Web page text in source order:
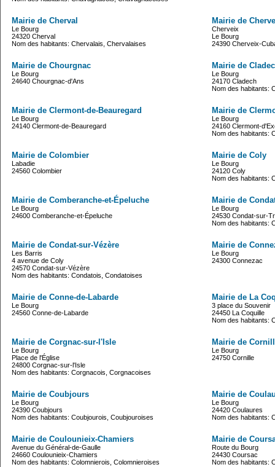
Mairie de Cherval
Le Bourg
24320 Cherval
Nom des habitants: Chervalais, Chervalaises
Mairie de
Cherveix
Le Bourg
24390 Cherveix-
Mairie de Chourgnac
Le Bourg
24640 Chourgnac-d'Ans
Mairie de
Le Bourg
24170 Cladech
Nom des habitants:
Mairie de Clermont-de-Beauregard
Le Bourg
24140 Clermont-de-Beauregard
Mairie de
Le Bourg
24160 Clermont-
Nom des habitants:
Mairie de Colombier
Labadie
24560 Colombier
Mairie de Coly
Le Bourg
24120 Coly
Nom des habitants:
Mairie de Comberanche-et-Épeluche
Le Bourg
24600 Comberanche-et-Épeluche
Mairie de
Le Bourg
24530 Condat-sur-
Nom des habitants:
Mairie de Condat-sur-Vézère
Les Barris
4 avenue de Coly
24570 Condat-sur-Vézère
Nom des habitants: Condatois, Condatoises
Mairie de
Le Bourg
24300 Connezac
Mairie de Conne-de-Labarde
Le Bourg
24560 Conne-de-Labarde
Mairie de La
3 place du Souvenir
24450 La Coquille
Nom des habitants:
Mairie de Corgnac-sur-l'Isle
Le Bourg
Place de l'Église
24800 Corgnac-sur-l'Isle
Nom des habitants: Corgnacois, Corgnacoises
Mairie de
Le Bourg
24750 Cornille
Mairie de Coubjours
Le Bourg
24390 Coubjours
Nom des habitants: Coubjourois, Coubjouroises
Mairie de
Le Bourg
24420 Coulaures
Nom des habitants:
Mairie de Coulounieix-Chamiers
Avenue du Général-de-Gaulle
24660 Coulounieix-Chamiers
Nom des habitants: Colomnierois, Colomnieroises
Mairie de
Route du Bourg
24430 Coursac
Nom des habitants: